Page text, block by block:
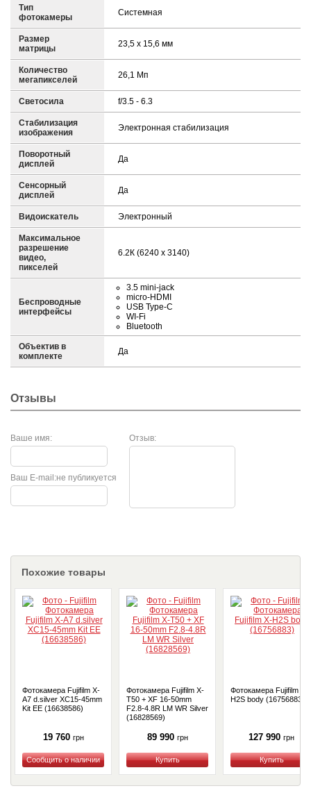
Тип
фотокамеры
Системная
Размер
матрицы
23,5 х 15,6 мм
Количество
мегапикселей
26,1 Мп
Светосила f/3.5 - 6.3
Стабилизация
изображения
Электронная стабилизация
Поворотный
дисплей
Да
Сенсорный
дисплей
Да
Видоискатель Электронный
Максимальное
разрешение
видео,
пикселей
6.2К (6240 x 3140)
Беспроводные
интерфейсы
3.5 mini-jack
micro-HDMI
USB Type-C
WI-Fi
Bluetooth
Объектив в
комплекте
Да
Отзывы
Ваше имя: Отзыв:
не публикуется
Ваш E-mail:
Похожие товары
Фотокамера Fujifilm X-
A7 d.silver XC15-45mm
Kit EE (16638586)
19 760 грн
Купить
Фотокамера Fujifilm X-
T50 + XF 16-50mm
F2.8-4.8R LM WR Silver
(16828569)
89 990 грн
Купить
Фотокамера Fujifilm X-
H2S body (16756883)
127 990 грн
Купить